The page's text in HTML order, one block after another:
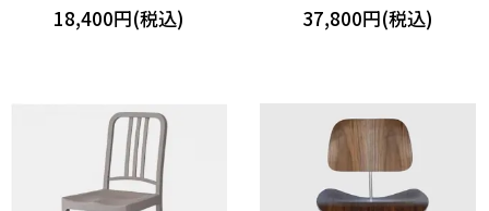
18,400円(税込) 37,800円(税込)